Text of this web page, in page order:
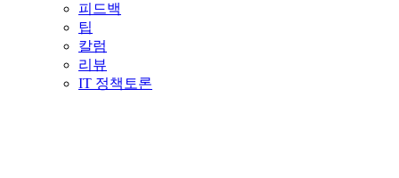
피드백
팁
칼럼
리뷰
IT 정책토론